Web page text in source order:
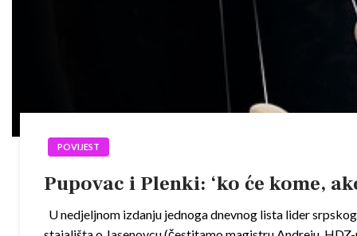
POVIJEST
Pupovac i Plenki: ‘ko će kome,
U nedjeljnom izdanju jednoga dnevnog lista lider